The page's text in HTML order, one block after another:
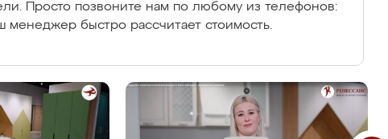
Просто позвоните нам по любому из телефонов:
менеджер быстро рассчитает стоимость.